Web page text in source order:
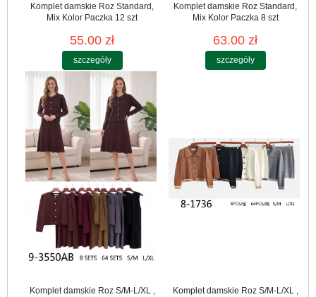
Komplet damskie Roz Standard,
Mix Kolor Paczka 12 szt
55.00 zł
szczegóły
Komplet damskie Roz Standard,
Mix Kolor Paczka 8 szt
63.00 zł
szczegóły
Komplet damskie Roz S/M-L/XL ,
Komplet damskie Roz S/M-L/XL ,